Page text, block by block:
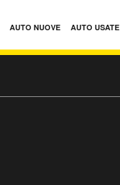
AUTO NUOVE AUTO USATE